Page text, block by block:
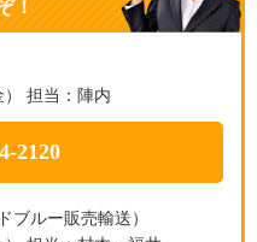
！
） 担当：陣内
2120
ブルー販売輸送）